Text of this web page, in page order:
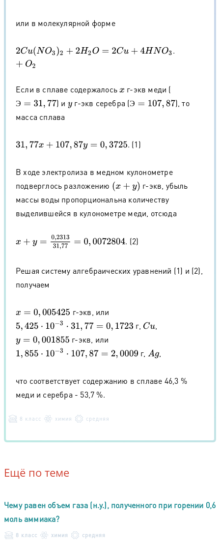
или в молекулярной форме
2Cu(NO3)2+2H 2O =2Cu+4 HN O3+O 2 .
Если в сплаве содержалосьx г-экв меди (
Э
Э =31 ,77 ) и y г-экв серебра (Э
Э =107,87
), то
масса сплава
31,77x+107 87y=0,3725 . (1)
В ходе электролиза в медном кулонометре
подверглось разложению (x+ y)
г-экв, убыль
массы воды пропорциональна количеству
выделившейся в кулонометре меди, отсюда
x+ y= 0,231331,77 0,0072804 . (2)
Решая систему алгебраических уравнений (1) и (2),
получаем
x= 0,005425
г-экв, или
5,425⋅10 −3⋅31, 77 =01723 г, Cu
y= 0,001855
г-экв, или
1 ,855⋅10 −3⋅107 87=2,0009 г, Ag
что соответствует содержанию в сплаве 46,3 %
меди и серебра - 53,7 %.
8 класс химия средняя
Ещё по теме
Чему равен объем газа (н.у.), полученного при горении 0,6
моль аммиака?
8 класс химия средняя